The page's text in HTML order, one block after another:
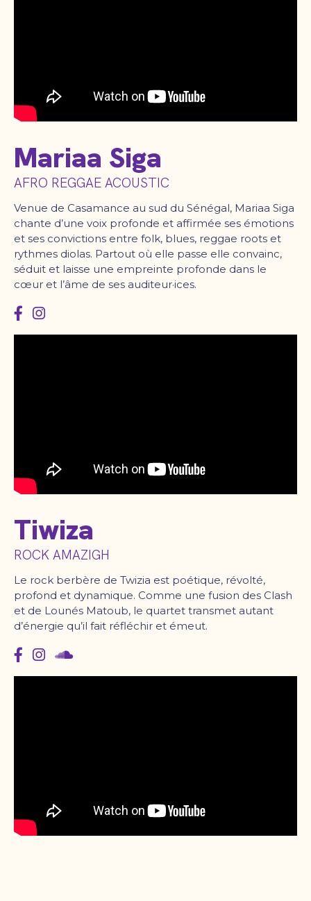
Mariaa Siga
AFRO REGGAE ACOUSTIC
Venue de Casamance au sud du Sénégal, Mariaa Siga
chante d’une voix profonde et affirmée ses émotions
et ses convictions entre folk, blues, reggae roots et
rythmes diolas. Partout où elle passe elle convainc,
séduit et laisse une empreinte profonde dans le
cœur et l’âme de ses auditeur·ices.
Tiwiza
ROCK AMAZIGH
Le rock berbère de Twizia est poétique, révolté,
profond et dynamique. Comme une fusion des Clash
et de Lounés Matoub, le quartet transmet autant
d’énergie qu’il fait réfléchir et émeut.